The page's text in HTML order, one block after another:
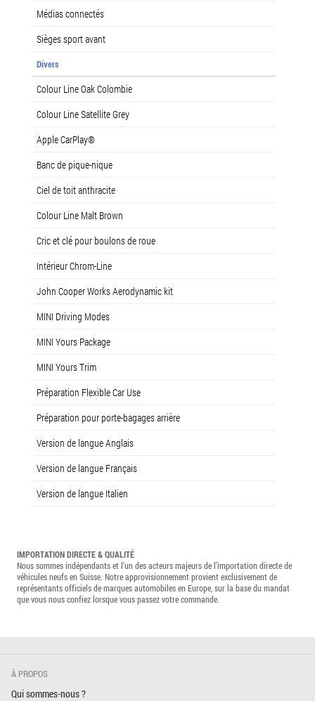
Médias connectés
Sièges sport avant
Divers
Colour Line Oak Colombie
Colour Line Satellite Grey
Apple CarPlay®
Banc de pique-nique
Ciel de toit anthracite
Colour Line Malt Brown
Cric et clé pour boulons de roue
Intérieur Chrom-Line
John Cooper Works Aerodynamic kit
MINI Driving Modes
MINI Yours Package
MINI Yours Trim
Préparation Flexible Car Use
Préparation pour porte-bagages arrière
Version de langue Anglais
Version de langue Français
Version de langue Italien
IMPORTATION DIRECTE & QUALITÉ
Nous sommes indépendants et l’un des acteurs majeurs de l’importation directe de
véhicules neufs en Suisse. Notre approvisionnement provient exclusivement de
représentants officiels de marques automobiles en Europe, sur la base du mandat
que vous nous confiez lorsque vous passez votre commande.
À PROPOS
Qui sommes-nous ?